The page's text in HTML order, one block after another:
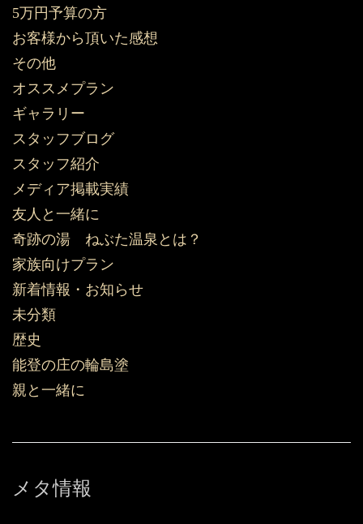
5万円予算の方
お客様から頂いた感想
その他
オススメプラン
ギャラリー
スタッフブログ
スタッフ紹介
メディア掲載実績
友人と一緒に
奇跡の湯 ねぶた温泉とは？
家族向けプラン
新着情報・お知らせ
未分類
歴史
能登の庄の輪島塗
親と一緒に
メタ情報